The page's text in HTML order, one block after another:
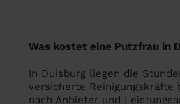
Was kostet eine Putzfrau in
In Duisburg liegen die
versicherte Reinigungskräfte
nach Anbieter und